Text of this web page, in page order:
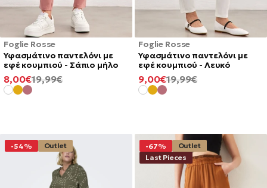
Foglie Rosse
Υφασμάτινο παντελόνι με
εφέ κουμπιού - Σάπιο μήλο
ΚΑΝΟΝΙΚΉ
19,99€
ΕΛΆΧΙΣΤΗ
ΤΙΜΉ
8,00€
Foglie Rosse
Υφασμάτινο παντελόνι με
εφέ κουμπιού - Λευκό
ΚΑΝΟΝΙΚΉ
19,99€
ΕΛΆΧΙΣΤΗ
ΤΙΜΉ
9,00€
-54% Outlet -67%
Outlet
Last Pieces